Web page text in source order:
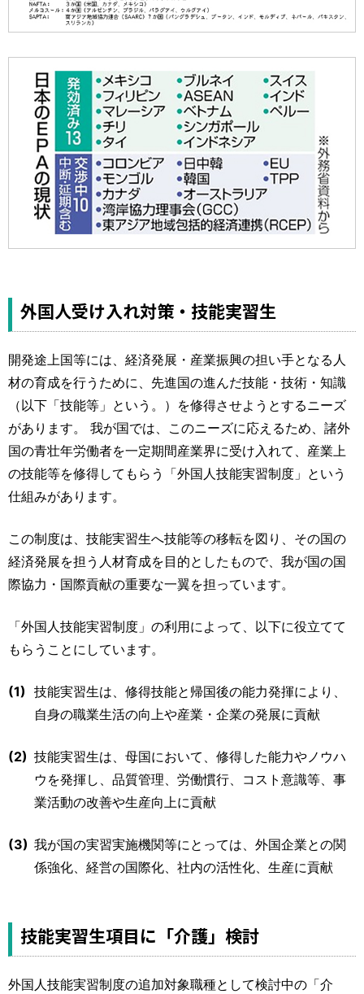
外国人受け入れ対策・技能実習生
開発途上国等には、経済発展・産業振興の担い手となる人
材の育成を行うために、先進国の進んだ技能・技術・知識
（以下「技能等」という。）を修得させようとするニーズ
があります。 我が国では、このニーズに応えるため、諸外
国の青壮年労働者を一定期間産業界に受け入れて、産業上
の技能等を修得してもらう「外国人技能実習制度」という
仕組みがあります。
この制度は、技能実習生へ技能等の移転を図り、その国の
経済発展を担う人材育成を目的としたもので、我が国の国
際協力・国際貢献の重要な一翼を担っています。
「外国人技能実習制度」の利用によって、以下に役立てて
もらうことにしています。
(1) 技能実習生は、修得技能と帰国後の能力発揮により、
自身の職業生活の向上や産業・企業の発展に貢献
(2) 技能実習生は、母国において、修得した能力やノウハ
ウを発揮し、品質管理、労働慣行、コスト意識等、事
業活動の改善や生産向上に貢献
(3) 我が国の実習実施機関等にとっては、外国企業との関
係強化、経営の国際化、社内の活性化、生産に貢献
技能実習生項目に「介護」検討
外国人技能実習制度の追加対象職種として検討中の「介